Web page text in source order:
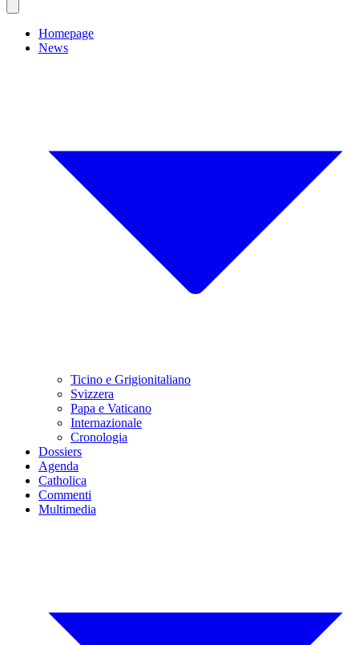
Homepage
News
Ticino e Grigionitaliano
Svizzera
Papa e Vaticano
Internazionale
Cronologia
Dossiers
Agenda
Catholica
Commenti
Multimedia